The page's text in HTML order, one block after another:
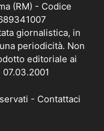
(RM) - Codice
giornalistica, in
periodicità. Non
editoriale ai
- Contattaci